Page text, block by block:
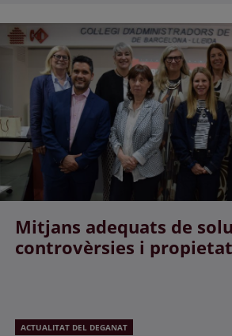
Mitjans adequats de
controvèrsies i
ACTUALITAT DEL DEGANAT